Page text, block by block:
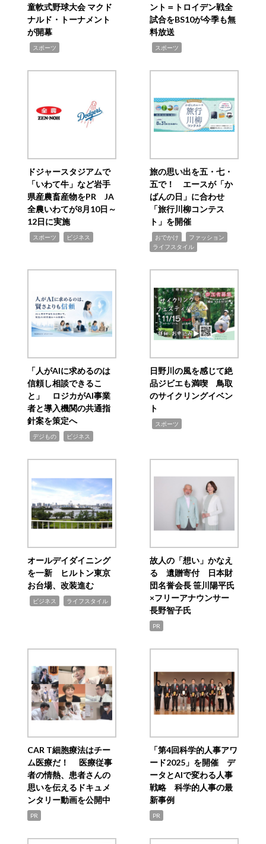
童軟式野球大会 マクド
ナルド・トーナメント
が開幕
スポーツ
ント＝トロイデン戦全
試合をBS10が今季も無
料放送
スポーツ
ドジャースタジアムで
「いわて牛」など岩手
県産農畜産物をPR JA
全農いわてが8月10日～
12日に実施
スポーツ ビジネス
旅の思い出を五・七・
五で！ エースが「か
ばんの日」に合わせ
「旅行川柳コンテス
ト」を開催
おでかけ ファッション
ライフスタイル
「人がAIに求めるのは
信頼し相談できるこ
と」 ロジカがAI事業
者と導入機関の共通指
針案を策定へ
デジもの ビジネス
日野川の風を感じて絶
品ジビエも満喫 鳥取
のサイクリングイベン
ト
スポーツ
オールデイダイニング
を一新 ヒルトン東京
お台場、改装進む
ビジネス ライフスタイル
故人の「想い」かなえ
る 遺贈寄付 日本財
団名誉会長 笹川陽平氏
×フリーアナウンサー
長野智子氏
PR
CAR T細胞療法はチー
ム医療だ！ 医療従事
者の情熱、患者さんの
思いを伝えるドキュメ
ンタリー動画を公開中
PR
「第4回科学的人事アワ
ード2025」を開催 デ
ータとAIで変わる人事
戦略 科学的人事の最
新事例
PR